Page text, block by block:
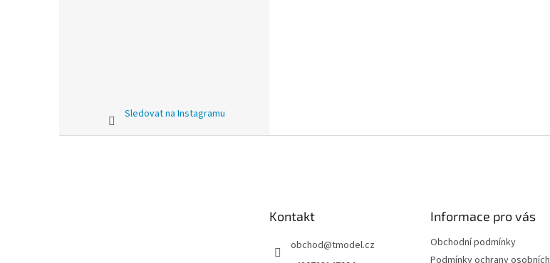
Sledovat na Instagramu
Kontakt
obchod@tmodel.cz
Informace pro vás
Obchodní podmínky
Podmínky ochrany osobních